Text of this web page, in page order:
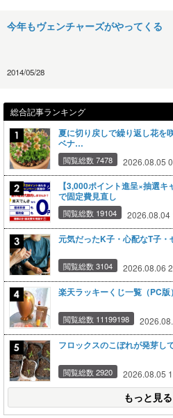
今年もヴェンチャーズがやってくる
2014/05/28
総合記事ランキング
夏に切り戻しで繰り返し花
ベナ…
閲覧総数 7478 2026.08.05
【3,000ポイント進呈×抽選
で固定費見直し
閲覧総数 19104 2026.08.04
元気だったK子・心配なT子・
閲覧総数 3104 2026.08.06
楽天ラッキーくじ一覧（PC版）
閲覧総数 11199198
フロックスのこぼれが発芽し
閲覧総数 2920 2026.08.05
もっと見る